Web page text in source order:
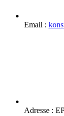
Email :
Adresse :